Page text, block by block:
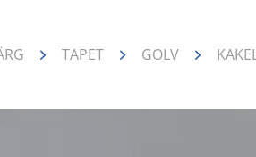
TAPET GOLV